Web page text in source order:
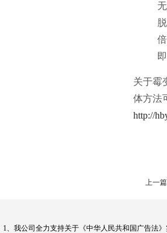
关于霉
体方法
http://
上一
1、我公司全力支持关于《中华人民共和国广告法